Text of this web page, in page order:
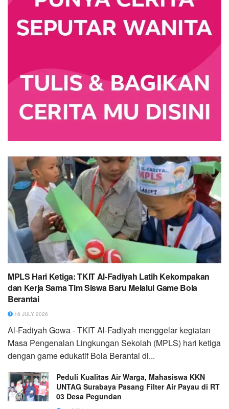
MPLS Hari Ketiga: TKIT Al-Fadiyah Latih Kekompakan
dan Kerja Sama Tim Siswa Baru Melalui Game Bola
Berantai
16 JULY 2026
Al-Fadiyah Gowa - TKIT Al-Fadiyah menggelar kegiatan
Masa Pengenalan Lingkungan Sekolah (MPLS) hari ketiga
dengan game edukatif Bola Berantai di...
Peduli Kualitas Air Warga, Mahasiswa KKN
UNTAG Surabaya Pasang Filter Air Payau di RT
03 Desa Pegundan